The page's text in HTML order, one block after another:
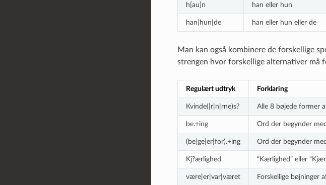
h[au]n han eller hun
han|hun|de han eller hun eller de
Man kan også kombinere de forskellige
strengen hvor forskellige alternativer må
Regulært udtryk Forklaring
Kvinde(|r|n|rne)s? Alle 8 bøjede former
be.+ing Ord der begynder
(be|ge|er|for).+ing Ord der begynder med
Kj?ærlighed “Kærlighed” eller
være|er|var|været Forskellige bøjninger